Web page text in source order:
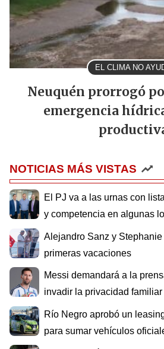
EL CLIMA NO
Neuquén prorrogó
emergencia
NOTICIAS MÁS VISTAS
El PJ va a las urnas con
y competencia en algunas
Alejandro Sanz y
primeras vacaciones
Messi demandará a la
invadir la privacidad familiar
Río Negro aprobó un
para sumar vehículos